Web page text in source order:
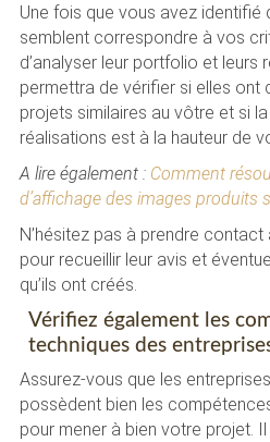
Une fois que vous avez identifié
semblent correspondre à vos
d’analyser leur portfolio et leurs
permettra de vérifier si elles ont
projets similaires au vôtre et si
réalisations est à la hauteur de
A lire également : Comment
d’affichage des images produits
N’hésitez pas à prendre
pour recueillir leur avis et
qu’ils ont créés.
Vérifiez également les
techniques des
Assurez-vous que les
possèdent bien les
pour mener à bien votre projet.